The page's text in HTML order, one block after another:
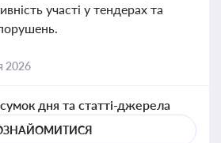
участі у тендерах та
2026
дня та статті-джерела